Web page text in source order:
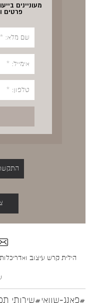
מעוניינים
פרטים
התקשרו
#פאנג-שוואי#שירותי